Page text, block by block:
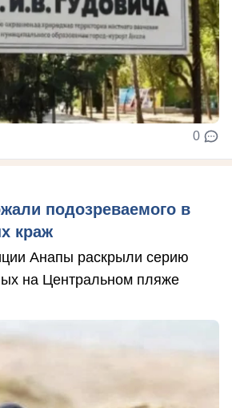
0
подозреваемого в
краж
Анапы раскрыли серию
на Центральном пляже